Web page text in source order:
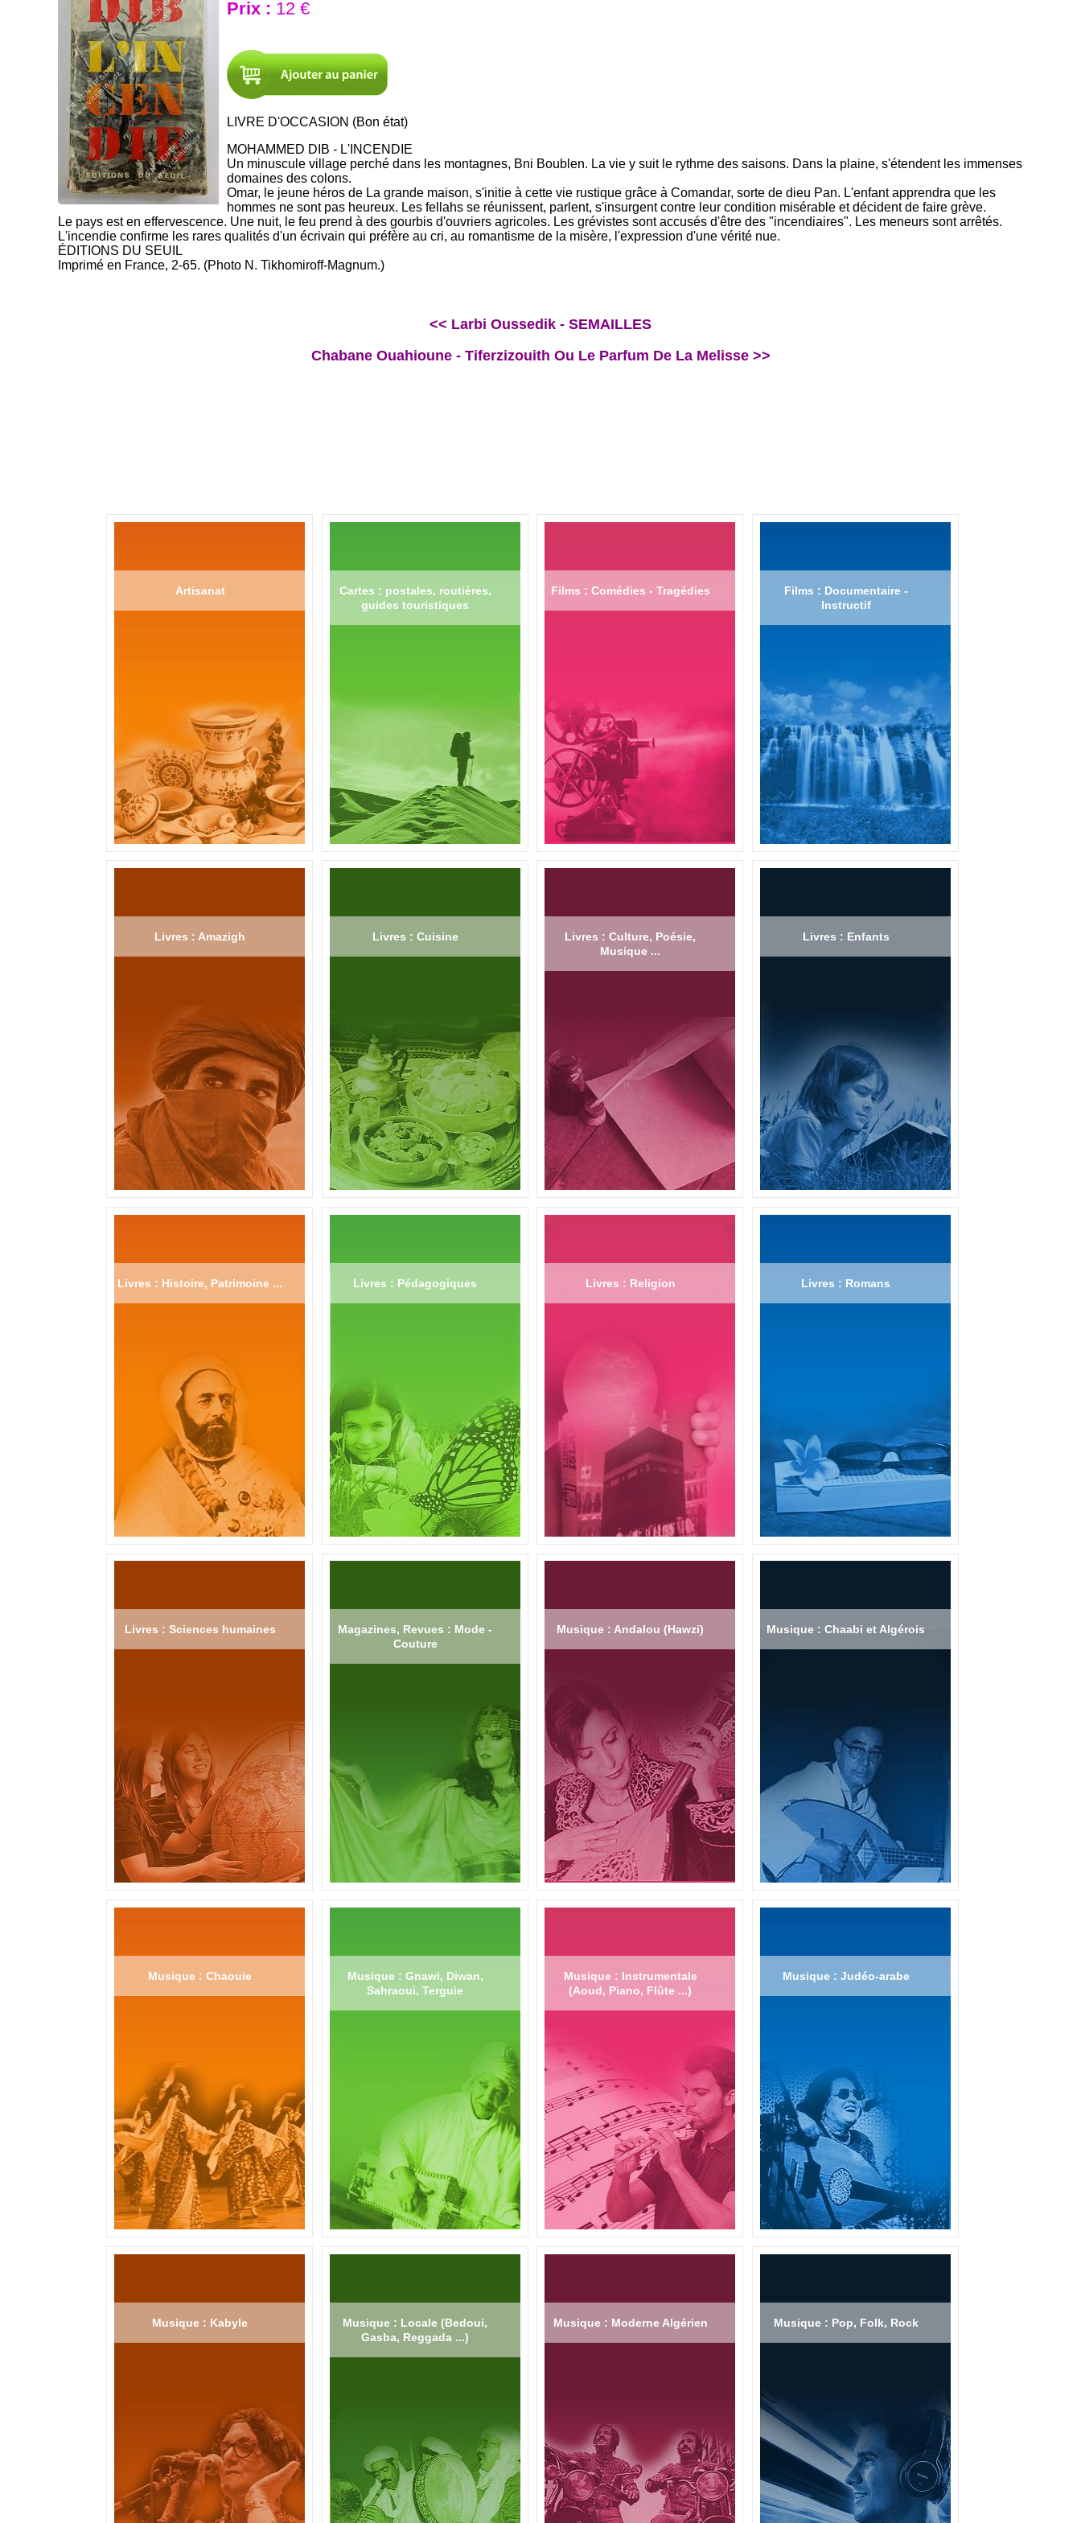
Prix : 12 €
LIVRE D'OCCASION (Bon état)
MOHAMMED DIB - L'INCENDIE
Un minuscule village perché dans les montagnes, Bni Boublen. La vie y suit le rythme des saisons. Dans la plaine, s'étendent les immenses
domaines des colons.
Omar, le jeune héros de La grande maison, s'initie à cette vie rustique grâce à Comandar, sorte de dieu Pan. L'enfant apprendra que les
hommes ne sont pas heureux. Les fellahs se réunissent, parlent, s'insurgent contre leur condition misérable et décident de faire grève.
Le pays est en effervescence. Une nuit, le feu prend à des gourbis d'ouvriers agricoles. Les grévistes sont accusés d'être des "incendiaires". Les meneurs sont arrêtés.
L'incendie confirme les rares qualités d'un écrivain qui préfère au cri, au romantisme de la misère, l'expression d'une vérité nue.
ÉDITIONS DU SEUIL
Imprimé en France, 2-65. (Photo N. Tikhomiroff-Magnum.)
<< Larbi Oussedik - SEMAILLES
Chabane Ouahioune - Tiferzizouith Ou Le Parfum De La Melisse >>
Artisanat
Cartes : postales, routières,
guides touristiques
Films : Comédies - Tragédies
Films : Documentaire -
Instructif
Livres : Amazigh Livres : Cuisine
Livres : Culture, Poésie,
Musique ...
Livres : Enfants
Livres : Histoire, Patrimoine ... Livres : Pédagogiques Livres : Religion Livres : Romans
Livres : Sciences humaines
Magazines, Revues : Mode -
Couture
Musique : Andalou (Hawzi) Musique : Chaabi et Algérois
Musique : Chaouie
Musique : Gnawi, Diwan,
Sahraoui, Terguie
Musique : Instrumentale
(Aoud, Piano, Flûte ...)
Musique : Judéo-arabe
Musique : Kabyle
Musique : Locale (Bedoui,
Gasba, Reggada ...)
Musique : Moderne Algérien Musique : Pop, Folk, Rock